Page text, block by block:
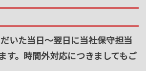
いた当日～翌日に当社保守担当
す。時間外対応につきましてもご